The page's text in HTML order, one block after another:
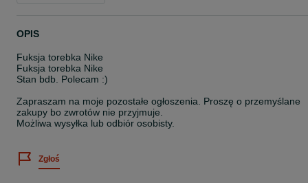
OPIS
Fuksja torebka Nike
Fuksja torebka Nike
Stan bdb. Polecam :)
Zapraszam na moje pozostałe ogłoszenia. Proszę o przemyślane
zakupy bo zwrotów nie przyjmuje.
Możliwa wysyłka lub odbiór osobisty.
Zgłoś